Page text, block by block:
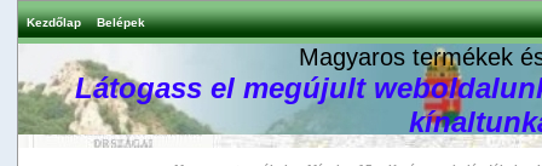
Kezdőlap Belépek
Magyaros termékek
Látogass el megújult